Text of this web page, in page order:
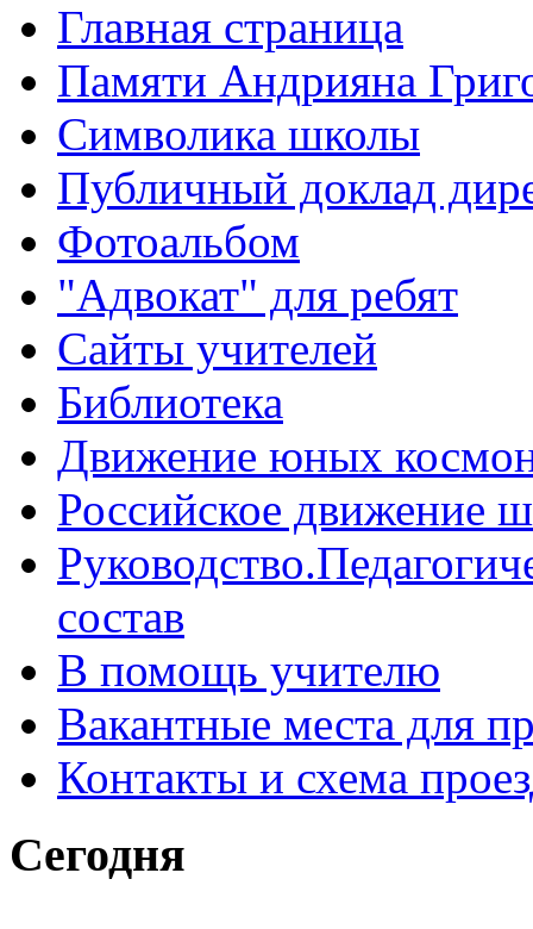
Главная страница
Памяти Андрияна
Символика школы
Публичный доклад
Фотоальбом
"Адвокат" для ребят
Сайты учителей
Библиотека
Движение юных
Российское движение
состав
В помощь учителю
Вакантные места для
Контакты и схема
Сегодня